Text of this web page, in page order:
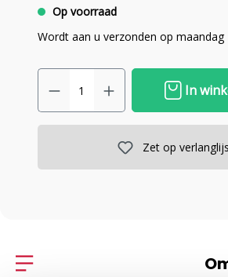
Op voorraad
Wordt aan u verzonden op maandag
In
Zet op